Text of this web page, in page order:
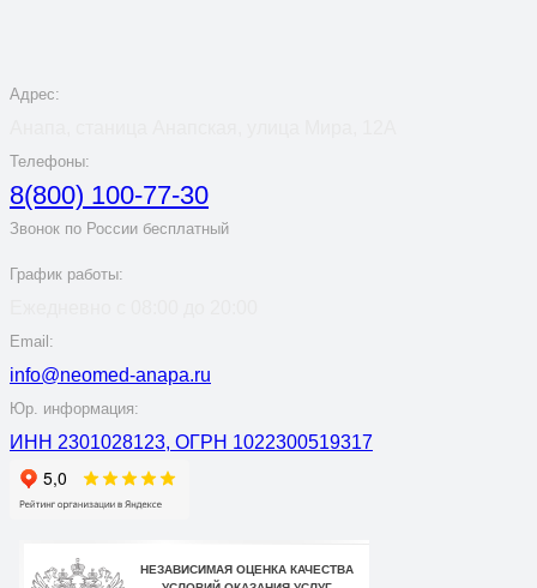
Адрес:
Телефоны:
8(800) 100-77-30
Звонок по России бесплатный
График работы:
Email:
info@neomed-anapa.ru
Юр. информация:
ИНН 2301028123, ОГРН 1022300519317